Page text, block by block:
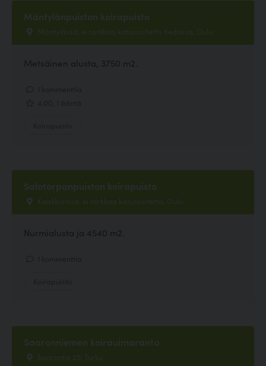
Mäntylänpuiston koirapuisto
Mäntylässä, ei tarkkaa katuosoitetta tiedossa, Oulu
Metsäinen alusta, 3750 m2.
Salotorpanpuiston koirapuisto
Kaakkurissa, ei tarkkaa katuosoitetta, Oulu
Nurmialusta ja 4540 m2.
Saaronniemen koirauimaranta
Saarontie 25, Turku